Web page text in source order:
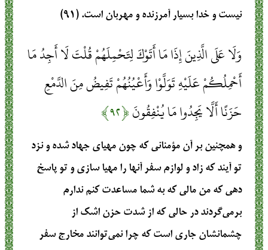
نیست و خدا بسیار آمرزنده و مهربان است. (۹۱)
وَلَا عَلَى الَّذِينَ إِذَا مَا أَتَوْكَ لِتَحْمِلَهُمْ قُلْتَ لَا أَجِدُ مَا
أَحْمِلُكُمْ عَلَيْهِ تَوَلَّوْا وَأَعْيُنُهُمْ تَفِيضُ مِنَ الدَّمْعِ
حَزَنًا أَلَّا يَجِدُوا مَا يُنْفِقُونَ﴿۹۲﴾
و همچنین بر آن مؤمنانی که چون مهیای جهاد شده و نزد
تو آیند که زاد و لوازم سفر آنها را مهیا سازی و تو پاسخ
دهی که من مالی که به شما مساعدت کنم ندارم
برمی‌گردند در حالی که از شدت حزن اشک از
چشمانشان جاری است که چرا نمی‌توانند مخارج سفر